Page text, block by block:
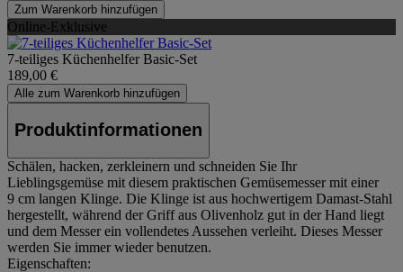
Zum Warenkorb hinzufügen
Online-Exklusive
7-teiliges Küchenhelfer Basic-Set
189,00 €
Alle zum Warenkorb hinzufügen
Produktinformationen
Schälen, hacken, zerkleinern und schneiden Sie Ihr
Lieblingsgemüse mit diesem praktischen Gemüsemesser mit einer
9 cm langen Klinge. Die Klinge ist aus hochwertigem Damast-Stahl
hergestellt, während der Griff aus Olivenholz gut in der Hand liegt
und dem Messer ein vollendetes Aussehen verleiht. Dieses Messer
werden Sie immer wieder benutzen.
Eigenschaften: